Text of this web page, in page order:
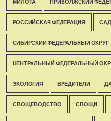
МИЛОТА ПРИВОЛЖСКИЙ
РОССИЙСКАЯ ФЕДЕРАЦИЯ
СИБИРСКИЙ ФЕДЕРАЛЬНЫЙ ОКРУГ
ЦЕНТРАЛЬНЫЙ ФЕДЕРАЛЬНЫЙ
ЭКОЛОГИЯ ВРЕДИТЕЛИ
ОВОЩЕВОДСТВО ОВОЩИ